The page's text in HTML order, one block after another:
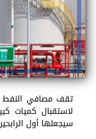
تقف مصافي النفط
لاستقبال كميات
سيجعلها أول